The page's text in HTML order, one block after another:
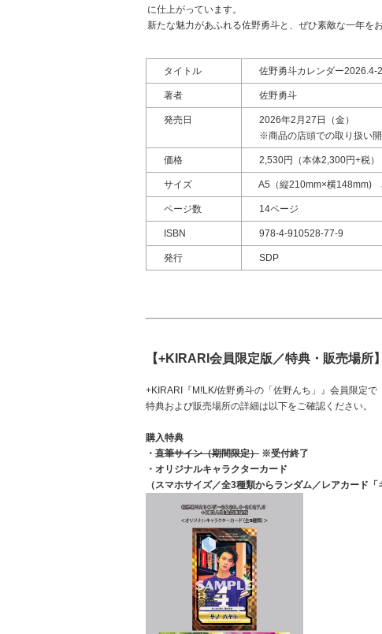
に仕上がっています。
新たな魅力があふれる佐野勇斗と、ぜひ素敵な一年を
タイトル 佐野勇斗カレンダー2026.4-
著者 佐野勇斗
発売日
2026年2月27日（金）
※商品の店頭での取り扱い開
価格 2,530円（本体2,300円+税）
サイズ A5（縦210mm×横148mm)
ページ数 14ページ
ISBN 978-4-910528-77-9
発行 SDP
【+KIRARI 会員限定版／特典・販売場所】
+KIRARI『M!LK/佐野勇斗の「佐野んち」』会員限定で
特典および販売場所の詳細は以下をご確認ください。
購入特典
・ 直筆サイン（期間限定） ※受付終了
・オリジナルキャラクターカード
（スマホサイズ／全3種類からランダム／レアカード